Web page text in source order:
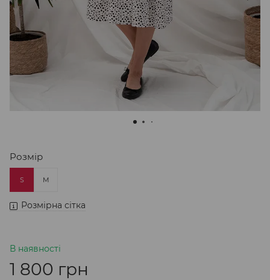
Розмір
S M
Розмірна сітка
В наявності
1 800 грн